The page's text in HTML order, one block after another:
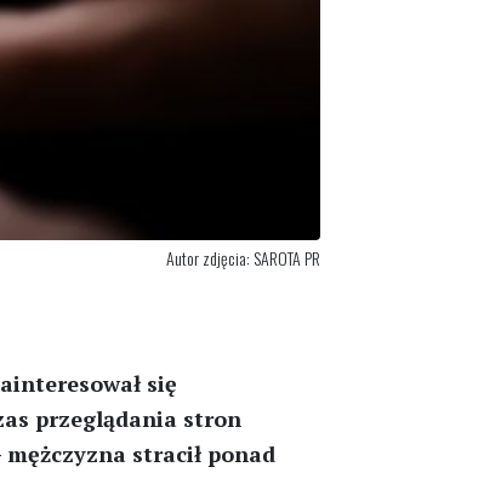
Autor zdjęcia: SAROTA PR
się
przeglądania stron
stracił ponad